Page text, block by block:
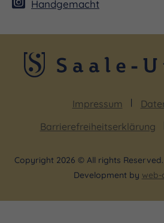
Handgemacht
Impressum
Barrierefreiheitserklärung
Copyright 2026 © All rights
Development by web-